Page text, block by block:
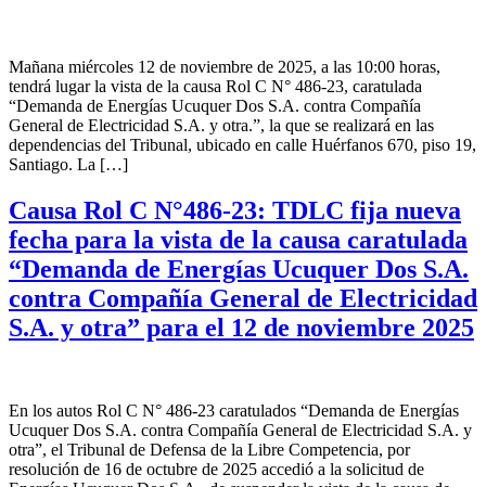
Mañana miércoles 12 de noviembre de 2025, a las 10:00 horas,
tendrá lugar la vista de la causa Rol C N° 486-23, caratulada
“Demanda de Energías Ucuquer Dos S.A. contra Compañía
General de Electricidad S.A. y otra.”, la que se realizará en las
dependencias del Tribunal, ubicado en calle Huérfanos 670, piso 19,
Santiago. La […]
Causa Rol C N°486-23: TDLC fija nueva
fecha para la vista de la causa caratulada
“Demanda de Energías Ucuquer Dos S.A.
contra Compañía General de Electricidad
S.A. y otra” para el 12 de noviembre 2025
En los autos Rol C N° 486-23 caratulados “Demanda de Energías
Ucuquer Dos S.A. contra Compañía General de Electricidad S.A. y
otra”, el Tribunal de Defensa de la Libre Competencia, por
resolución de 16 de octubre de 2025 accedió a la solicitud de